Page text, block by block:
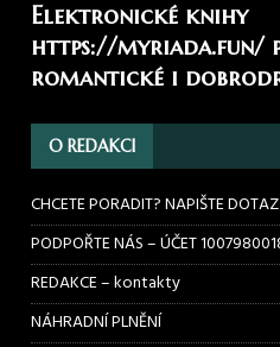
Elektronické knihy
https://myriada.fun/
romantické i
O REDAKCI
CHCETE PORADIT? NAPIŠTE DOTAZ
PODPOŘTE NÁS – ÚČET
REDAKCE – kontakty
NÁHRADNÍ PLNĚNÍ